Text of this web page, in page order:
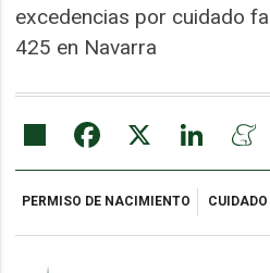
excedencias por cuidado
425 en Navarra
Share Facebook LinkedIn
PERMISO DE NACIMIENTO